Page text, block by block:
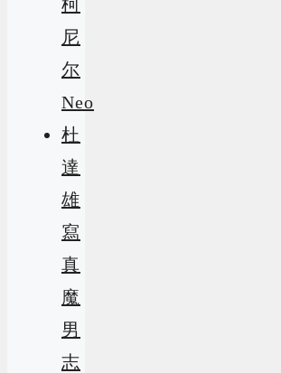
柯
尼
尔
Neo
杜
達
雄
寫
真
魔
男
志